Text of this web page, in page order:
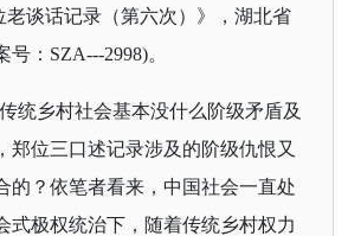
老谈话记录（第六次）》，湖北省
号： SZA---2998)。
统乡村社会基本没什么阶级矛盾及
郑位三口述记录涉及的阶级仇恨又
的？依笔者看来，中国社会一直处
式极权统治下，随着传统乡村权力